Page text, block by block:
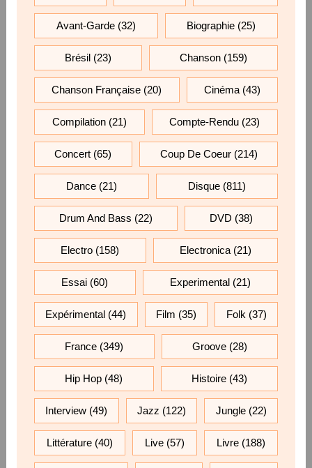
Avant-Garde(32) Biographie (25)
Brésil(23) Chanson (159)
Chanson Française (20) Cinéma(43)
Compilation(21) Compte-Rendu (23)
Concert (65) Coup De Coeur(214)
Dance(21) Disque (811)
Drum And Bass (22) DVD (38)
Electro (158) Electronica(21)
Essai (60) Experimental(21)
Expérimental (44) Film (35) Folk (37)
France (349) Groove(28)
Hip Hop (48) Histoire(43)
Interview (49) Jazz (122) Jungle(22)
Littérature(40) Live (57) Livre (188)